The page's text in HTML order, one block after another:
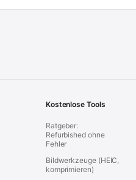
Kostenlose Tools
Ratgeber:
Refurbished ohne
Fehler
Bildwerkzeuge (HEIC,
komprimieren)